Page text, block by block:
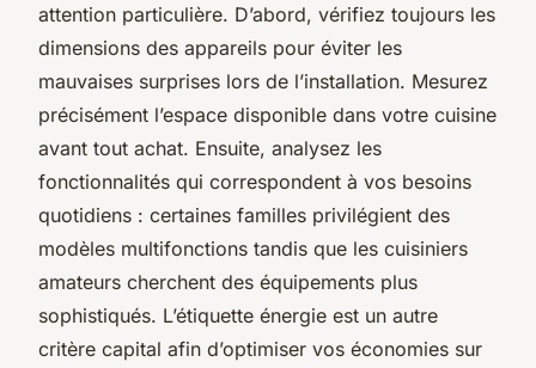
attention particulière. D’abord, vérifiez toujours les
dimensions des appareils pour éviter les
mauvaises surprises lors de l’installation. Mesurez
précisément l’espace disponible dans votre cuisine
avant tout achat. Ensuite, analysez les
fonctionnalités qui correspondent à vos besoins
quotidiens : certaines familles privilégient des
modèles multifonctions tandis que les cuisiniers
amateurs cherchent des équipements plus
sophistiqués. L’étiquette énergie est un autre
critère capital afin d’optimiser vos économies sur